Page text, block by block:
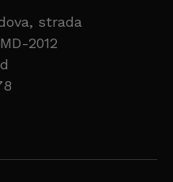
strada
2012